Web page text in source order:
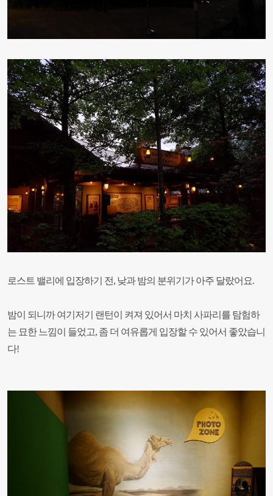
로스트 밸리에 입장하기 전, 낮과 밤의 분위기가 아주 달랐어요.
밤이 되니까 여기저기 랜턴이 켜져 있어서 마치 사파리를 탐험하
는 묘한 느낌이 들었고, 좀 더 여유롭게 입장할 수 있어서 좋았습니
다!